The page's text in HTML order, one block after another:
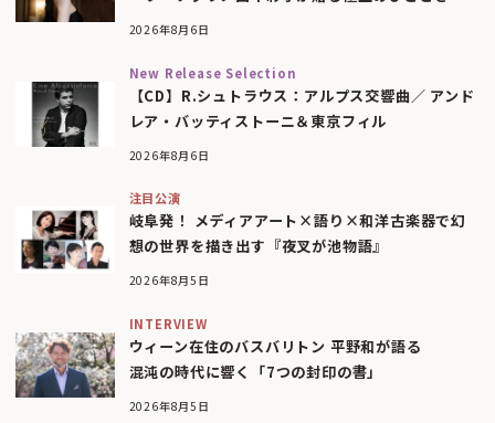
2026年8月6日
New Release Selection
【CD】R.シュトラウス：アルプス交響曲／ アンド
レア・バッティストーニ＆東京フィル
2026年8月6日
注目公演
岐阜発！ メディアアート×語り×和洋古楽器で幻
想の世界を描き出す『夜叉が池物語』
2026年8月5日
INTERVIEW
ウィーン在住のバスバリトン 平野和が語る
混沌の時代に響く「7つの封印の書」
2026年8月5日